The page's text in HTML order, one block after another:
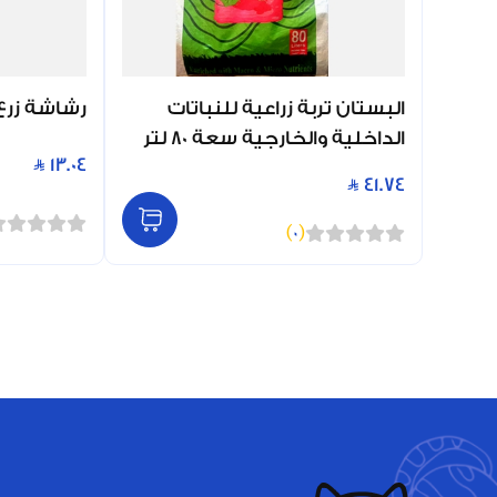
البستان تربة زراعية للنباتات
الداخلية والخارجية سعة 80 لتر
41.74
(
0
)
رشاشة زرع
13.04